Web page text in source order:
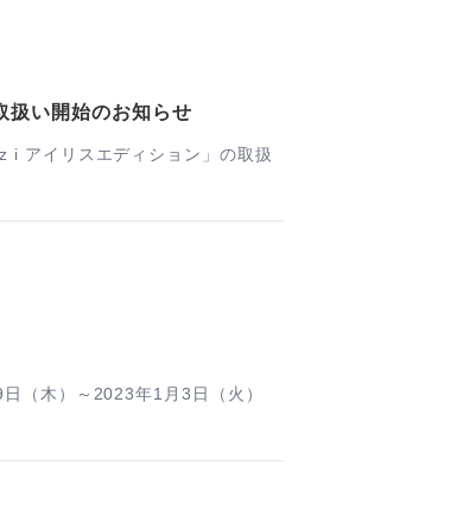
扱い開始のお知らせ
i アイリスエディション」の取扱